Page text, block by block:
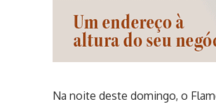
Na noite deste domingo, o